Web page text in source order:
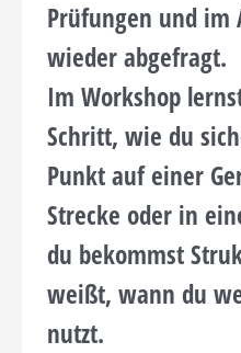
Prüfungen und
wieder abgefragt.
Im Workshop
Schritt, wie du
Punktauf einer
Strecke oder in
du bekommst
weißt,wann du
nutzt.